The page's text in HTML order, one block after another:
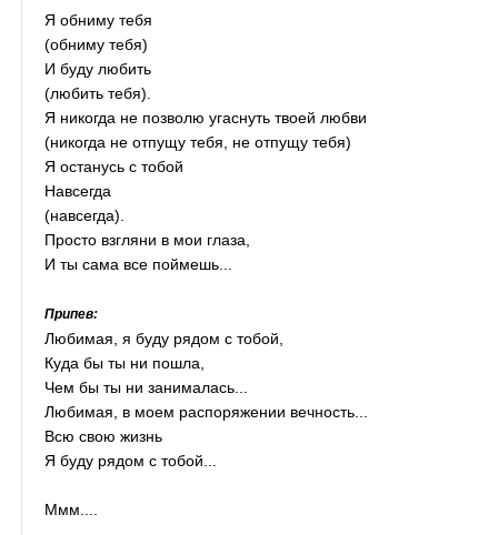
Я обниму тебя
(обниму тебя)
И буду любить
(любить тебя).
Я никогда не позволю угаснуть твоей любви
(никогда не отпущу тебя, не отпущу тебя)
Я останусь с тобой
Навсегда
(навсегда).
Просто взгляни в мои глаза,
И ты сама все поймешь...
Припев:
Любимая, я буду рядом с тобой,
Куда бы ты ни пошла,
Чем бы ты ни занималась...
Любимая, в моем распоряжении вечность...
Всю свою жизнь
Я буду рядом с тобой...
Ммм....